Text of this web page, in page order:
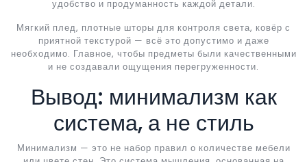
удобство и продуманность каждой детали.
Мягкий плед, плотные шторы для контроля света, ковёр с
приятной текстурой — всё это допустимо и даже
необходимо. Главное, чтобы предметы были качественными
и не создавали ощущения перегруженности.
Вывод: минимализм как
система, а не стиль
Минимализм — это не набор правил о количестве мебели